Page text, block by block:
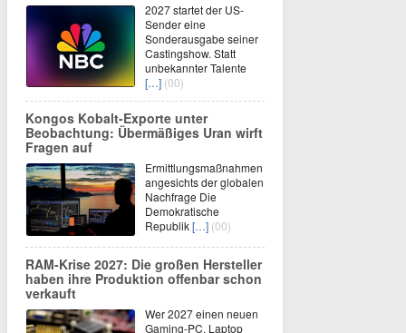
2027 startet der US-
Sender eine
Sonderausgabe seiner
Castingshow. Statt
unbekannter Talente
[…] (00)
Kongos Kobalt-Exporte unter
Beobachtung: Übermäßiges Uran wirft
Fragen auf
Ermittlungsmaßnahmen
angesichts der globalen
Nachfrage Die
Demokratische
Republik[…] (00)
RAM-Krise 2027: Die großen Hersteller
haben ihre Produktion offenbar schon
verkauft
Wer 2027 einen neuen
Gaming-PC, Laptop